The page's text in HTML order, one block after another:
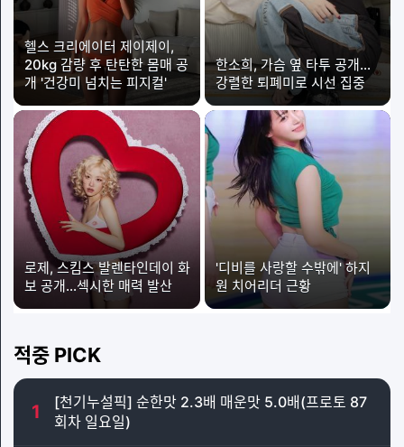
헬스 크리에이터 제이제이,
20kg 감량 후 탄탄한 몸매 공
개 '건강미 넘치는 피지컬'
한소희, 가슴 옆 타투 공개…
강렬한 퇴폐미로 시선 집중
로제, 스킴스 발렌타인데이 화
보 공개…섹시한 매력 발산
'디비를 사랑할 수밖에' 하지
원 치어리더 근황
적중 PICK
1
[천기누설픽] 순한맛 2.3배 매운맛 5.0배(프로토 87
회차 일요일)